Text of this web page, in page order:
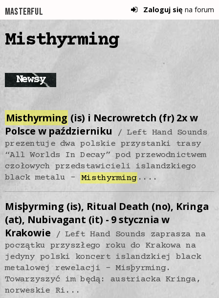
Masterful Zaloguj się na forum
Misthyrming
Newsy
Misthyrming (is) i Necrowretch (fr) 2x w
Polsce w październiku
Left Hand Sounds
prezentuje dwa polskie przystanki trasy
“All Worlds In Decay” pod przewodnictwem
czołowych przedstawicieli islandzkiego
black metalu - Misthyrming ....
Misþyrming (is), Ritual Death (no), Kringa
(at), Nubivagant (it) - 9 stycznia w
Krakowie
Left Hand Sounds zaprasza na
początku przyszłego roku do Krakowa na
jedyny polski koncert islandzkiej black
metalowej rewelacji - Misþyrming.
Towarzyszyć im będą: austriacka Kringa,
norweskie Ri...